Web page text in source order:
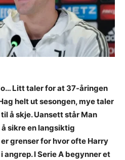
Litt taler for at 37-åringen
helt ut sesongen, mye taler
å skje. Uansett står Man
sikre en langsiktig
grenser for hvor ofte Harry
angrep. I Serie A begynner et